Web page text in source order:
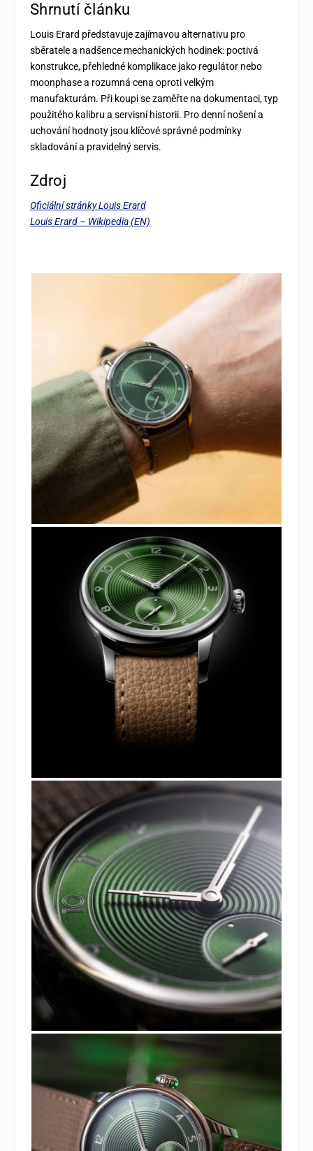
Shrnutí článku
Louis Erard představuje zajímavou alternativu pro
sběratele a nadšence mechanických hodinek: poctivá
konstrukce, přehledné komplikace jako regulátor nebo
moonphase a rozumná cena oproti velkým
manufakturám. Při koupi se zaměřte na dokumentaci, typ
použitého kalibru a servisní historii. Pro denní nošení a
uchování hodnoty jsou klíčové správné podmínky
skladování a pravidelný servis.
Zdroj
Oficiální stránky Louis Erard
Louis Erard – Wikipedia (EN)